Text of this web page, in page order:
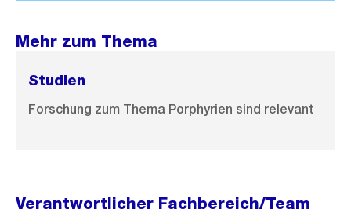
Mehr zum Thema
Studien
Forschung zum Thema Porphyrien sind relevant
Verantwortlicher Fachbereich/Team